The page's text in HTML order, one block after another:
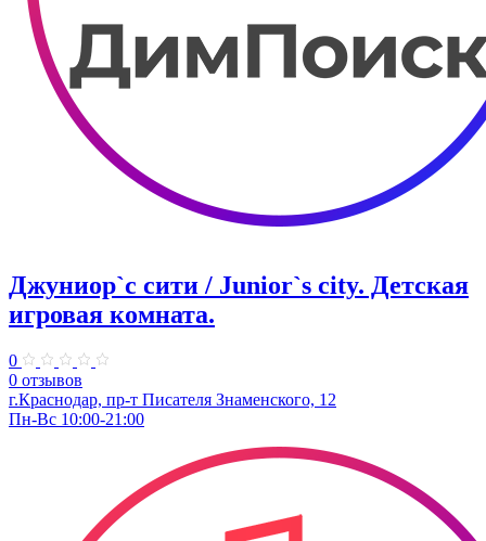
Джуниор`с сити / Junior`s city. ​Детская
игровая комната.
0
0 отзывов
​г.Краснодар, пр-т Писателя Знаменского, 12
Пн-Вс 10:00-21:00